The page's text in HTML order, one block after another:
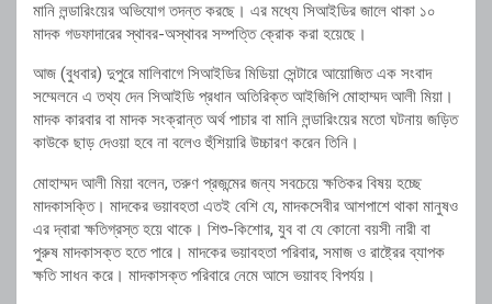
মানি লন্ডারিংয়ের অভিযোগ তদন্ত করছে। এর মধ্যে সিআইডির জালে থাকা ১০
মাদক গডফাদারের স্থাবর-অস্থাবর সম্পত্তি ক্রোক করা হয়েছে।
আজ (বুধবার) দুপুরে মালিবাগে সিআইডির মিডিয়া সেন্টারে আয়োজিত এক সংবাদ
সম্মেলনে এ তথ্য দেন সিআইডি প্রধান অতিরিক্ত আইজিপি মোহাম্মদ আলী মিয়া।
মাদক কারবার বা মাদক সংক্রান্ত অর্থ পাচার বা মানি লন্ডারিংয়ের মতো ঘটনায় জড়িত
কাউকে ছাড় দেওয়া হবে না বলেও হুঁশিয়ারি উচ্চারণ করেন তিনি।
মোহাম্মদ আলী মিয়া বলেন, তরুণ প্রজন্মের জন্য সবচেয়ে ক্ষতিকর বিষয় হচ্ছে
মাদকাসক্তি। মাদকের ভয়াবহতা এতই বেশি যে, মাদকসেবীর আশপাশে থাকা মানুষও
এর দ্বারা ক্ষতিগ্রস্ত হয়ে থাকে। শিশু-কিশোর, যুব বা যে কোনো বয়সী নারী বা
পুরুষ মাদকাসক্ত হতে পারে। মাদকের ভয়াবহতা পরিবার, সমাজ ও রাষ্ট্রের ব্যাপক
ক্ষতি সাধন করে। মাদকাসক্ত পরিবারে নেমে আসে ভয়াবহ বিপর্যয়।